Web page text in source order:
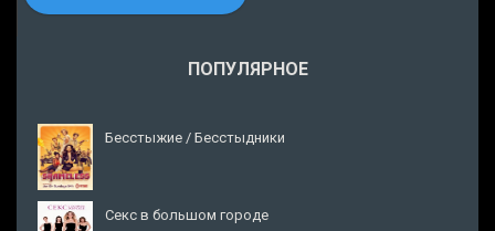
ПОПУЛЯРНОЕ
Бесстыжие / Бесстыдники
Секс в большом городе